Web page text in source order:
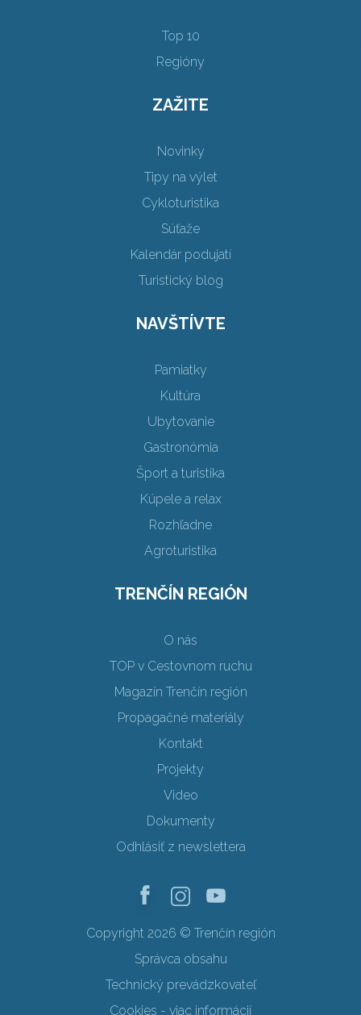
Top 10
Regióny
ZAŽITE
Novinky
Tipy na výlet
Cykloturistika
Súťaže
Kalendár podujatí
Turistický blog
NAVŠTÍVTE
Pamiatky
Kultúra
Ubytovanie
Gastronómia
Šport a turistika
Kúpele a relax
Rozhľadne
Agroturistika
TRENČÍN REGIÓN
O nás
TOP v Cestovnom ruchu
Magazín Trenčín región
Propagačné materiály
Kontakt
Projekty
Video
Dokumenty
Odhlásiť z newslettera
Copyright 2026 © Trenčín región
Správca obsahu
Technický prevádzkovateľ
Cookies - viac informácií